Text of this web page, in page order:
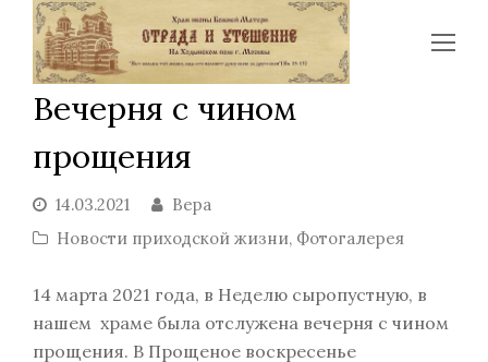
Вечерня с чином
прощения
14.03.2021
Вера
Новости приходской жизни, Фотогалерея
14 марта 2021 года, в Неделю сыропустную, в
нашем храме была отслужена вечерня с чином
прощения. В Прощеное воскресенье